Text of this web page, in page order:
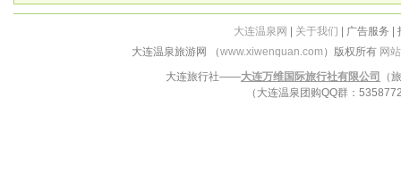
大连温泉网 关于我们 | 广告服务 |
大连温泉旅游网 （www.xiwenquan.com ）版权所有 网
大连旅行社——大连万维国际旅行社有限公司
（
（大连温泉团购QQ群：